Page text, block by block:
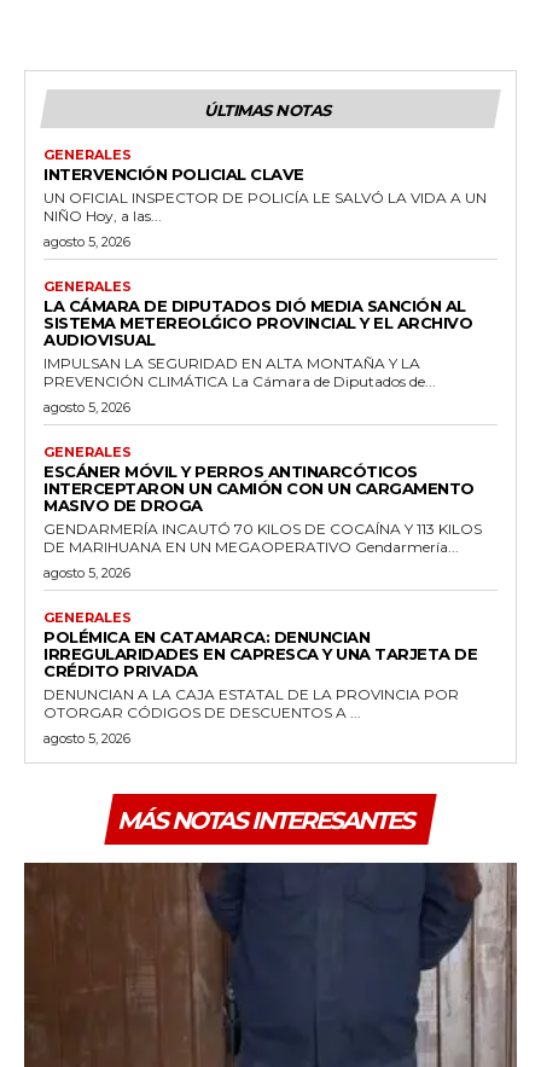
ÚLTIMAS NOTAS
GENERALES
INTERVENCIÓN POLICIAL CLAVE
UN OFICIAL INSPECTOR DE POLICÍA LE SALVÓ LA VIDA A UN
NIÑO Hoy, a las...
agosto 5, 2026
GENERALES
LA CÁMARA DE DIPUTADOS DIÓ MEDIA SANCIÓN AL
SISTEMA METEREOLǴICO PROVINCIAL Y EL ARCHIVO
AUDIOVISUAL
IMPULSAN LA SEGURIDAD EN ALTA MONTAÑA Y LA
PREVENCIÓN CLIMÁTICA La Cámara de Diputados de...
agosto 5, 2026
GENERALES
ESCÁNER MÓVIL Y PERROS ANTINARCÓTICOS
INTERCEPTARON UN CAMIÓN CON UN CARGAMENTO
MASIVO DE DROGA
GENDARMERÍA INCAUTÓ 70 KILOS DE COCAÍNA Y 113 KILOS
DE MARIHUANA EN UN MEGAOPERATIVO Gendarmería...
agosto 5, 2026
GENERALES
POLÉMICA EN CATAMARCA: DENUNCIAN
IRREGULARIDADES EN CAPRESCA Y UNA TARJETA DE
CRÉDITO PRIVADA
DENUNCIAN A LA CAJA ESTATAL DE LA PROVINCIA POR
OTORGAR CÓDIGOS DE DESCUENTOS A ...
agosto 5, 2026
MÁS NOTAS INTERESANTES